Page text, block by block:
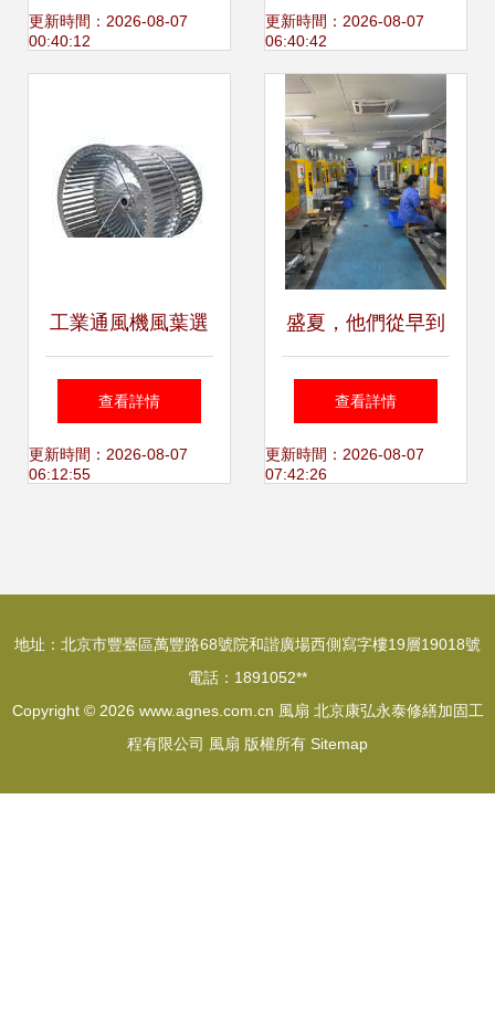
更新時間：2026-08-07
00:40:12
更新時間：2026-08-07
06:40:42
工業通風機風葉選
購指南 供應價格、
廠家貨源一覽
查看詳情
更新時間：2026-08-07
06:12:55
盛夏，他們從早到
晚在“桑拿房”里趕
訂單丨烈日下的堅
查看詳情
更新時間：2026-08-07
07:42:26
地址：北京市豐臺區萬豐路68號院和諧廣場西側寫字樓19層19018號
電話：1891052**
Copyright © 2026 www.agnes.com.cn 風扇 北京康弘永泰修繕加固工
程有限公司
風扇 版權所有 Sitemap